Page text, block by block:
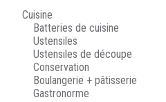
Cuisine
Batteries de cuisine
Ustensiles
Ustensiles de découpe
Conservation
Boulangerie + pâtisserie
Gastronorme